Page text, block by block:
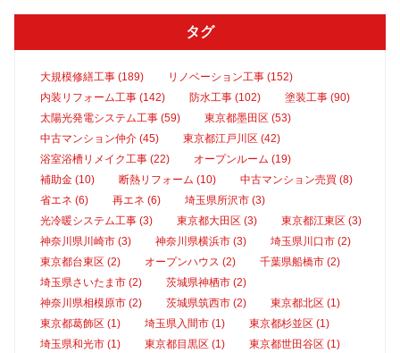
タグ
大規模修繕工事 (189)
リノベーション工事 (152)
内装リフォーム工事 (142)
防水工事 (102)
塗装工事 (90)
太陽光発電システム工事 (59)
東京都墨田区 (53)
中古マンション仲介 (45)
東京都江戸川区 (42)
浴室浴槽リメイク工事 (22)
オープンルーム (19)
補助金 (10)
断熱リフォーム (10)
中古マンション売買 (8)
省エネ (6)
再エネ (6)
埼玉県所沢市 (3)
光冷暖システム工事 (3)
東京都大田区 (3)
東京都江東区 (3)
神奈川県川崎市 (3)
神奈川県横浜市 (3)
埼玉県川口市 (2)
東京都台東区 (2)
オープンハウス (2)
千葉県船橋市 (2)
埼玉県さいたま市 (2)
茨城県神栖市 (2)
神奈川県相模原市 (2)
茨城県筑西市 (2)
東京都北区 (1)
東京都葛飾区 (1)
埼玉県入間市 (1)
東京都杉並区 (1)
埼玉県和光市 (1)
東京都目黒区 (1)
東京都世田谷区 (1)